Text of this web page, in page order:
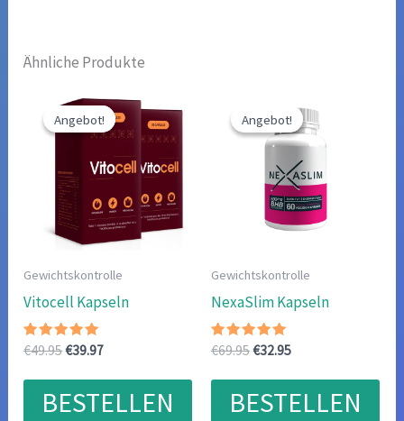
Ähnliche Produkte
Angebot!
Angebot!
Gewichtskontrolle
Vitocell Kapseln
Bewertet
von 5
€49.95Ursprünglicher
war:
€49.95
€39.97Aktueller
ist:
€39.97.
BESTELLEN
Angebot!
Angebot!
Gewichtskontrolle
NexaSlim Kapseln
Bewertet
von 5
€69.95Ursprünglicher
war:
€69.95
€32.95Aktueller
ist:
€32.95.
BESTELLEN